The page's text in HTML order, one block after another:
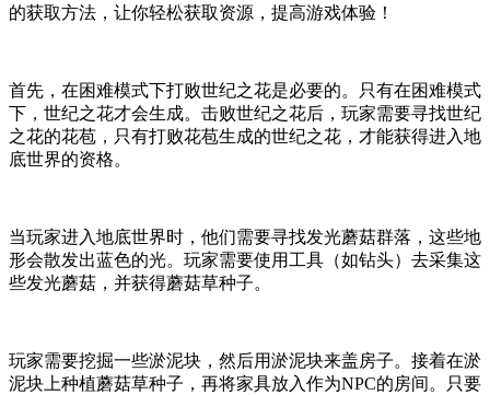
的获取方法，让你轻松获取资源，提高游戏体验！
首先，在困难模式下打败世纪之花是必要的。只有在困难模式
下，世纪之花才会生成。击败世纪之花后，玩家需要寻找世纪
之花的花苞，只有打败花苞生成的世纪之花，才能获得进入地
底世界的资格。
当玩家进入地底世界时，他们需要寻找发光蘑菇群落，这些地
形会散发出蓝色的光。玩家需要使用工具（如钻头）去采集这
些发光蘑菇，并获得蘑菇草种子。
玩家需要挖掘一些淤泥块，然后用淤泥块来盖房子。接着在淤
泥块上种植蘑菇草种子，再将家具放入作为NPC的房间。只要